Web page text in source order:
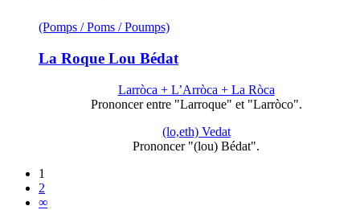
(Pomps / Poms / Poumps)
La Roque Lou Bédat
Larròca + L’Arròca + La Ròca
Prononcer entre "Larroque" et "Larròco".
(lo,eth) Vedat
Prononcer "(lou) Bédat".
1
2
∞